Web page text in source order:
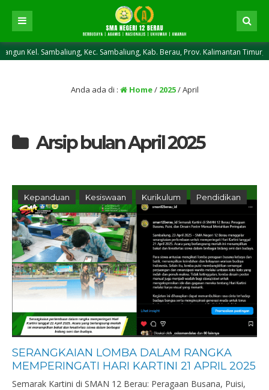
Sambaliung, Kec. Sambaliung, Kab. Berau, Prov. Kalimantan Timur, Kode
Anda ada di : Home/ 2025/April
Arsip bulan April 2025
Kepanduan Kesiswaan Kurikulum Pendidikan
SERANGKAIAN LOMBA DALAM RANGKA
MEMPERINGATI HARI KARTINI 21 APRIL 2025
Semarak Kartini di SMAN 12 Berau: Peragaan Busana, Puisi,